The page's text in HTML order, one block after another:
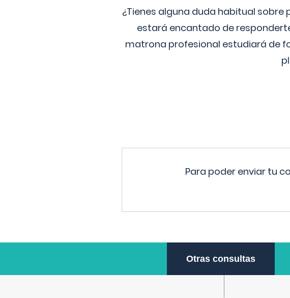
¿Tienes alguna duda habitual
estará encantado de
matrona profesional estudiará de
Para poder enviar tu
Otras consultas